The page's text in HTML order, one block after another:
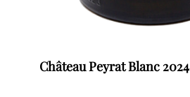
Château Peyrat Blanc 2024